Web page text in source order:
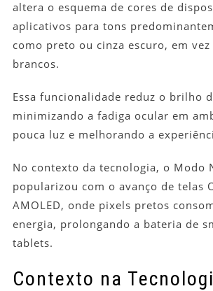
altera o esquema de cores de
aplicativos para tons
como preto ou cinza escuro, em
brancos.
Essa funcionalidade reduz o brilho
minimizando a fadiga ocular em
pouca luz e melhorando a
No contexto da tecnologia, o Modo
popularizou com o avanço de telas
AMOLED, onde pixels pretos
energia, prolongando a bateria de
tablets.
Contexto na